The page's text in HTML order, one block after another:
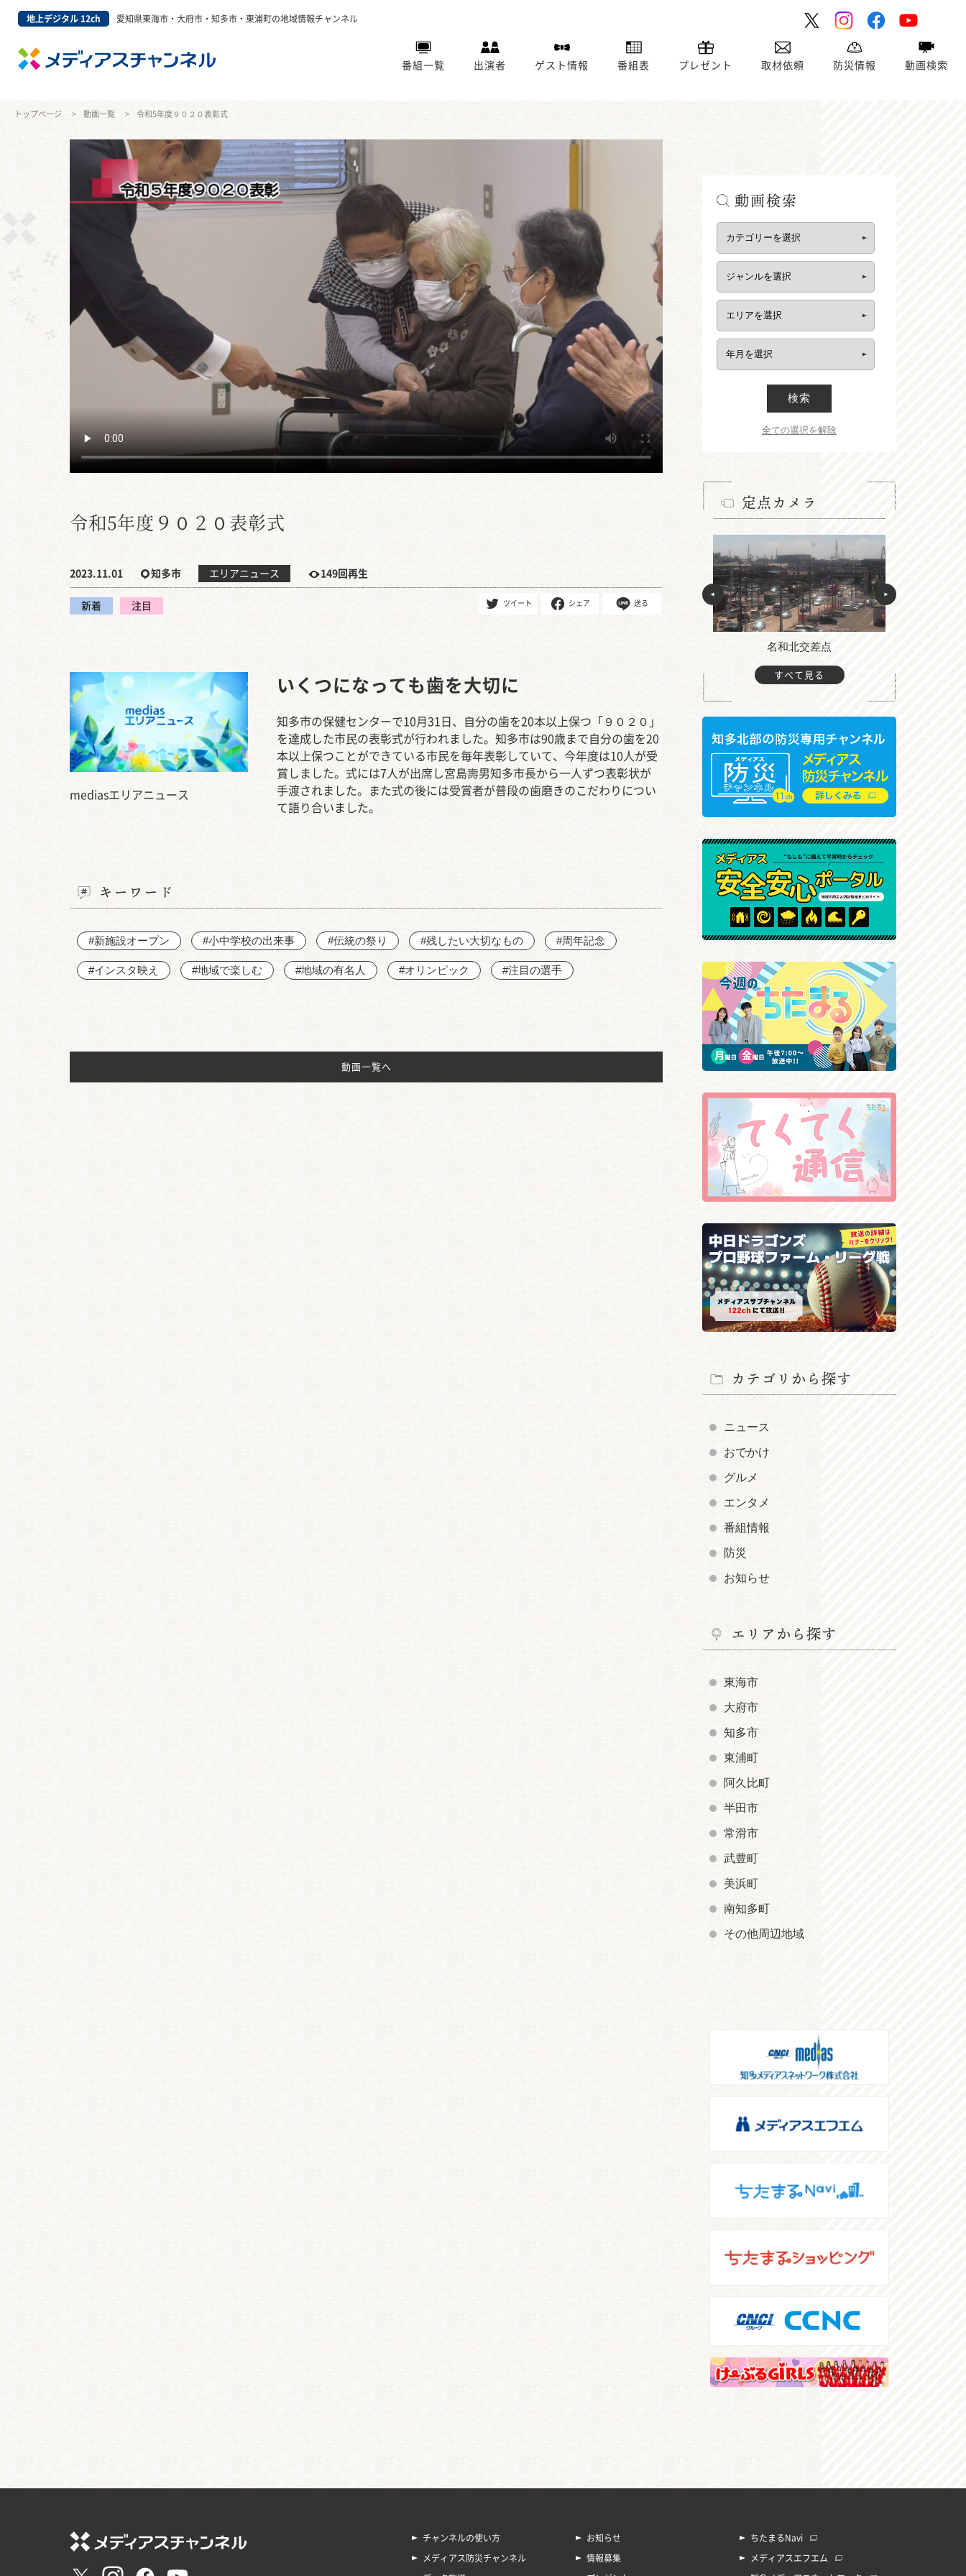
地上デジタル 12ch 愛知県東海市・大府市・知多市・東浦町の地域情報チャンネル
番組一覧 出演者 ゲスト情報 番組表 プレゼント 取材依頼 防災情報 動画検索
トップページ 動画一覧 令和5年度９０２０表彰式
令和5年度９０２０表彰式
2023.11.01 知多市 エリアニュース 149回再生
新着 注目 ツイート シェア 送る
mediasエリアニュース
いくつになっても歯を大切に
知多市の保健センターで10月31日、自分の歯を20本以上保つ「９０２０」
を達成した市民の表彰式が行われました。知多市は90歳まで自分の歯を20
本以上保つことができている市民を毎年表彰していて、今年度は10人が受
賞しました。式には7人が出席し宮島壽男知多市長から一人ずつ表彰状が
手渡されました。また式の後には受賞者が普段の歯磨きのこだわりについ
て語り合いました。
キーワード
#新施設オープン #小中学校の出来事 #伝統の祭り #残したい大切なもの #周年記念
#インスタ映え #地域で楽しむ #地域の有名人 #オリンピック #注目の選手
動画一覧へ
動画検索
検索
全ての選択を解除
定点カメラ
名和北交差点
すべて見る
カテゴリから探す
ニュース
おでかけ
グルメ
エンタメ
番組情報
防災
お知らせ
エリアから探す
東海市
大府市
知多市
東浦町
阿久比町
半田市
常滑市
武豊町
美浜町
南知多町
その他周辺地域
チャンネルの使い方
メディアス防災チャンネル
お知らせ
情報募集
ちたまるNavi
メディアスエフエム